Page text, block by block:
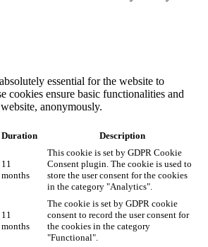
essential for the website to
cookies ensure basic functionalities and
anonymously.
Duration Description
11
months
This cookie is set by GDPR Cookie
Consent plugin. The cookie is used to
store the user consent for the cookies
in the category "Analytics".
11
months
The cookie is set by GDPR cookie
consent to record the user consent for
the cookies in the category
"Functional".